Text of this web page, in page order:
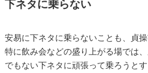
下ネタに乗らない
安易に下ネタに乗らないことも、貞
特に飲み会などの盛り上がる場では
でもない下ネタに頑張って乗ろうと